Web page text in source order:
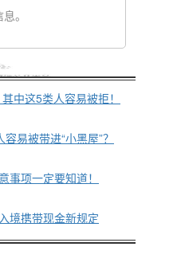
。
在读
中这5类人容易被拒！
易被带进“小黑屋”？
事项一定要知道！
境携带现金新规定